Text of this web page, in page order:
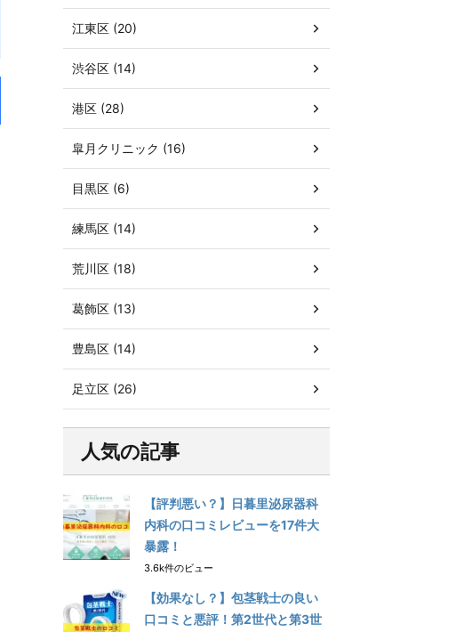
江東区 (20)
渋谷区 (14)
港区 (28)
皐月クリニック (16)
目黒区 (6)
練馬区 (14)
荒川区 (18)
葛飾区 (13)
豊島区 (14)
足立区 (26)
人気の記事
【評判悪い？】日暮里泌尿器科
内科の口コミレビューを17件大
暴露！
3.6k件のビュー
【効果なし？】包茎戦士の良い
口コミと悪評！第2世代と第3世